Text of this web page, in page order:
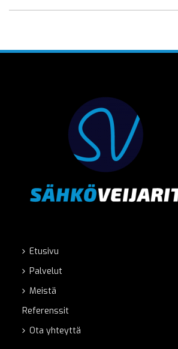
Etusivu
Palvelut
Meistä
Referenssit
Ota yhteyttä